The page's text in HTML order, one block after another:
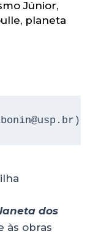
Júnior,
, planeta
dos
às obras